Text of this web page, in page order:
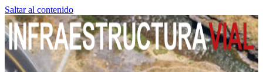
Saltar al contenido